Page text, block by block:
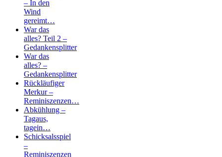
– In den
Wind
gereimt…
War das
alles? Teil 2 –
Gedankensplitter
War das
alles? –
Gedankensplitter
Rückläufiger
Merkur –
Reminiszenzen…
Abkühlung –
Tagaus,
tagein…
Schicksalsspiel
–
Reminiszenzen